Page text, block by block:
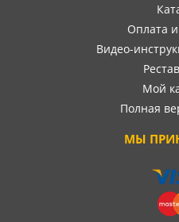
Оплата и
Видео-
Мой
Полная
МЫ